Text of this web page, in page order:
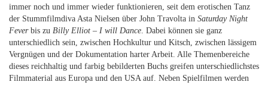
immer noch und immer wieder funktionieren, seit dem erotischen Tanz
der Stummfilmdiva Asta Nielsen über John Travolta in Saturday Night
Feverbis zu Billy Elliot – I will Dance. Dabei können sie ganz
unterschiedlich sein, zwischen Hochkultur und Kitsch, zwischen lässigem
Vergnügen und der Dokumentation harter Arbeit. Alle Themenbereiche
dieses reichhaltig und farbig bebilderten Buchs greifen unterschiedlichstes
Filmmaterial aus Europa und den USA auf. Neben Spielfilmen werden